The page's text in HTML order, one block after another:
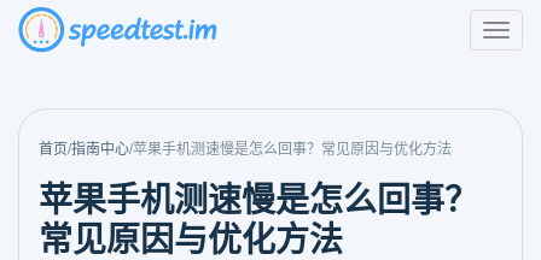
首页/指南中心/苹果手机测速慢是怎么回事？常见原因与优化方法
苹果手机测速慢是怎么回事？
常见原因与优化方法